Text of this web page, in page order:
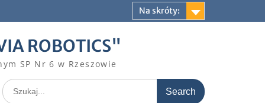
Na skróty:
ROBOTICS"
SP Nr 6 w Rzeszowie
Search
for: